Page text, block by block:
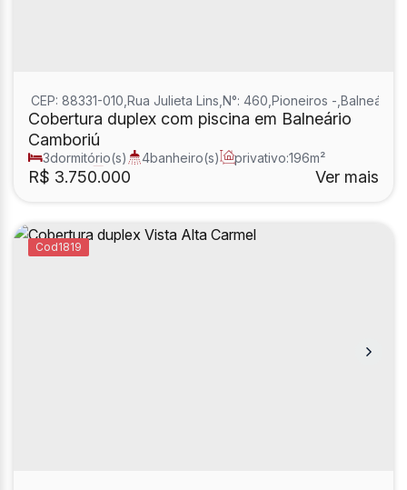
Cobertura duplex com piscina em Balneário
Camboriú
R$ 3.750.000
CEP: 88331-010 Rua Julieta Lins N°: 460 Pioneiros Balneário
3dormitório(s) 4banheiro(s) privativo:196m²
1sala(s) 3suíte(s) Ver mais
1819